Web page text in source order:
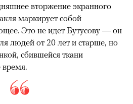
вторжение экранного
маркирует собой
Это не идет Бутусову — он
людей от 20 лет и старше, но
сбившейся ткани
время.